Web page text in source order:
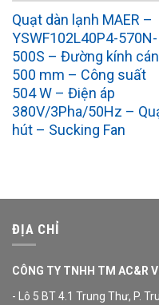
Quạt dàn lạnh MAER –
YSWF102L40P4-570N-
500S – Đường kính
500 mm – Công suất
504 W – Điện áp
380V/3Pha/50Hz –
hút – Sucking Fan
ĐỊA CHỈ
CÔNG TY TNHH TM AC&R
- Lô 5 BT 4.1 Trung Thư, P.